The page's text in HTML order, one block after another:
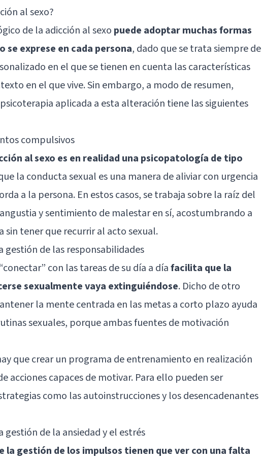
al sexo?
de la adicción al sexo puede adoptar muchas formas
se exprese en cada persona, dado que se trata siempre de
en el que se tienen en cuenta las características
en el que vive. Sin embargo, a modo de resumen,
aplicada a esta alteración tiene las siguientes
compulsivos
al sexo es en realidad una psicopatología de tipo
la conducta sexual es una manera de aliviar con urgencia
a la persona. En estos casos, se trabaja sobre la raíz del
y sentimiento de malestar en sí, acostumbrando a
sin tener que recurrir al acto sexual.
gestión de las responsabilidades
con las tareas de su día a díafacilita que la
sexualmente vaya extinguiéndose. Dicho de otro
la mente centrada en las metas a corto plazo ayuda
sexuales, porque ambas fuentes de motivación
que crear un programa de entrenamiento en realización
acciones capaces de motivar. Para ello pueden ser
como las autoinstrucciones y los desencadenantes
de la ansiedad y el estrés
la gestión de los impulsos tienen que ver con una falta